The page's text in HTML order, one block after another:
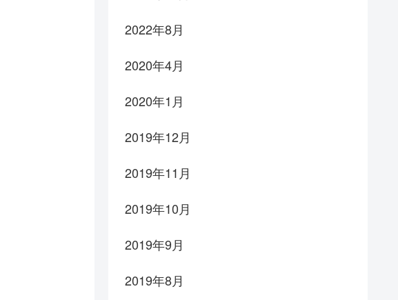
2022年8月
2020年4月
2020年1月
2019年12月
2019年11月
2019年10月
2019年9月
2019年8月